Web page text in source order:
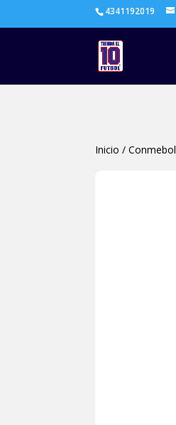
4341192019
Inicio /Conmebol